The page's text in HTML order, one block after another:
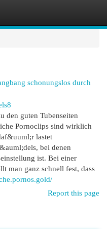
schonungslos durch
den guten Tubenseiten
Pornoclips sind wirklich
lastet
bei denen
ist. Bei einer
man ganz schnell fest, dass
Report this page